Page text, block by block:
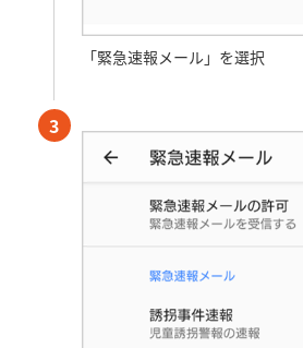
「緊急速報メール」を選択
3